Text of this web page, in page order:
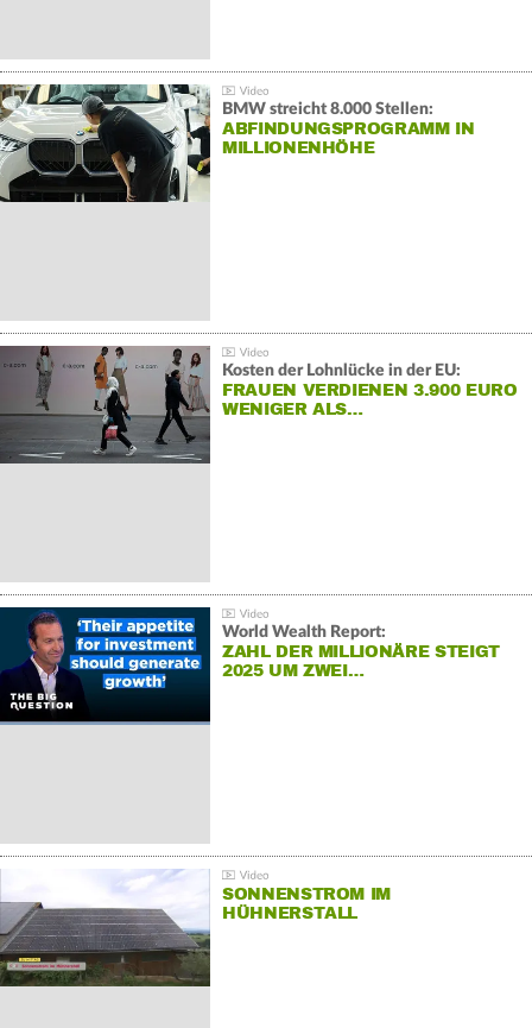
BMW streicht 8.000 Stellen:
ABFINDUNGSPROGRAMM IN
MILLIONENHÖHE
Kosten der Lohnlücke in der EU:
FRAUEN VERDIENEN 3.900 EURO
WENIGER ALS…
World Wealth Report:
ZAHL DER MILLIONÄRE STEIGT
2025 UM ZWEI…
SONNENSTROM IM
HÜHNERSTALL